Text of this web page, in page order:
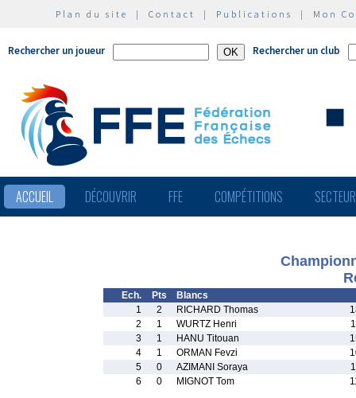
Plan du site | Contact | Publications | Mon
Rechercher un joueur Rechercher un club
ACCUEIL DÉCOUVRIR FFE COMPÉTITIONS
Ech. Pts
Blancs
1
2 RICHARD Thomas
2
1 WURTZ Henri
3
1 HANU Titouan
4
1 ORMAN Fevzi
5
0 AZIMANI Soraya
6
0 MIGNOT Tom